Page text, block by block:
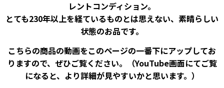
レントコンディション。
とても230年以上を経ているものとは思えない、素晴らしい
状態のお品です。
こちらの商品の動画をこのページの一番下にアップしてお
りますので、ぜひご覧ください。（YouTube画面にてご覧
になると、より詳細が見やすいかと思います。）